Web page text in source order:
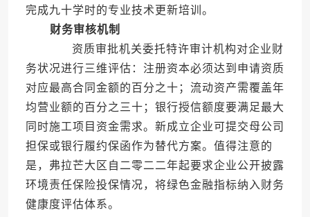
完成九十学时的专业技术更新培训。
财务审核机制
资质审批机关委托特许审计机构对企业财
务状况进行三维评估：注册资本必须达到申请资质
对应最高合同金额的百分之十；流动资产需覆盖年
均营业额的百分之三十；银行授信额度要满足最大
同时施工项目资金需求。新成立企业可提交母公司
担保或银行履约保函作为替代方案。值得注意的
是，弗拉芒大区自二零二二年起要求企业公开披露
环境责任保险投保情况，将绿色金融指标纳入财务
健康度评估体系。